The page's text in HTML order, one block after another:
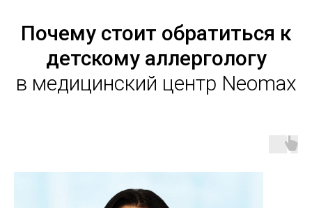
Почему стоит обратиться к
детскому аллергологу
в медицинский центр Neomax